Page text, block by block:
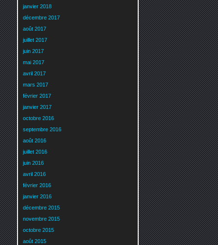
janvier 2018
décembre 2017
août 2017
juillet 2017
juin 2017
mai 2017
avril 2017
mars 2017
février 2017
janvier 2017
octobre 2016
septembre 2016
août 2016
juillet 2016
juin 2016
avril 2016
février 2016
janvier 2016
décembre 2015
novembre 2015
octobre 2015
août 2015